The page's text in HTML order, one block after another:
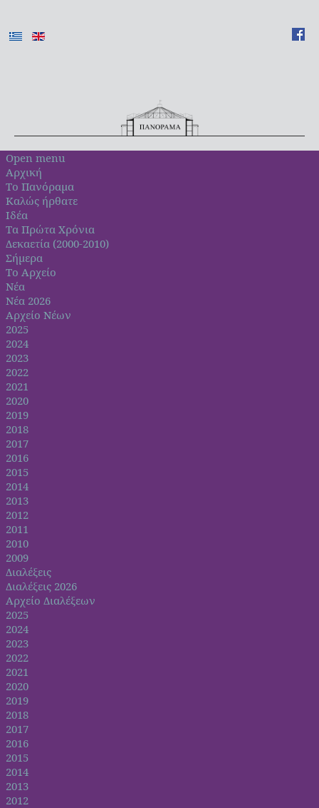
Open menu
Αρχική
Το Πανόραμα
Καλώς ήρθατε
Ιδέα
Τα Πρώτα Χρόνια
Δεκαετία (2000-2010)
Σήμερα
Το Αρχείο
Νέα
Νέα 2026
Αρχείο Νέων
2025
2024
2023
2022
2021
2020
2019
2018
2017
2016
2015
2014
2013
2012
2011
2010
2009
Διαλέξεις
Διαλέξεις 2026
Αρχείο Διαλέξεων
2025
2024
2023
2022
2021
2020
2019
2018
2017
2016
2015
2014
2013
2012